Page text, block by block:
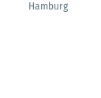
Hamburg